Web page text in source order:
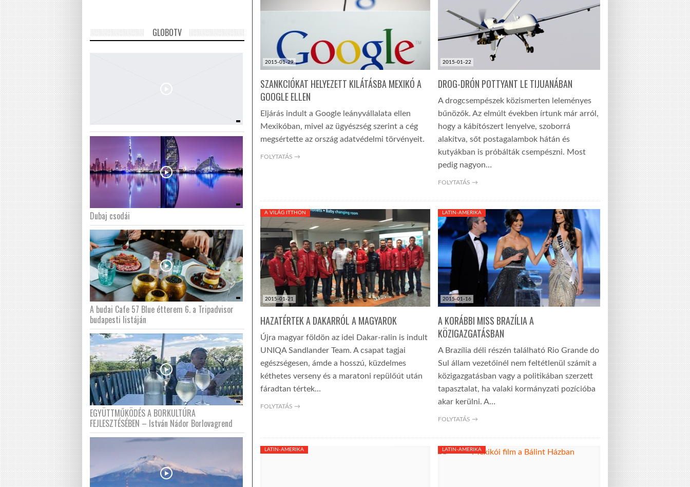
2015-01-29
SZANKCIÓKAT HELYEZETT KILÁTÁSBA MEXIKÓ A
GOOGLE ELLEN
Eljárás indult a Google leányvállalata ellen
Mexikóban, mivel az ügyészség szerint a cég
megsértette az ország adatvédelmi törvényeit.
FOLYTATÁS →
2015-01-22
DROG-DRÓN POTTYANT LE TIJUANÁBAN
A drogcsempészek közismerten leleményes
bűnözők. Az elmúlt években írtunk már arról,
hogy a kábítószert lenyelve, szoborrá
alakítva, sőt postagalambok hátán és
kutyákban is próbálták csempészni. Most
pedig nagyon…
FOLYTATÁS →
2015-01-21
A VILÁG ITTHON
HAZATÉRTEK A DAKARRÓL A MAGYAROK
Újra magyar földön az idei Dakar-ralin is indult
UNIQA Sandlander Team. A csapat tagjai
egészségesen, ámde a hosszú, küzdelmes
kéthetes verseny és a maratoni repülőút után
fáradtan tértek…
FOLYTATÁS →
2015-01-16
LATIN-AMERIKA
A KORÁBBI MISS BRAZÍLIA A
KÖZIGAZGATÁSBAN
A Brazília déli részén található Rio Grande do
Sul állam vezetőinél nem feltétlenül számít a
közigazgatásban vagy a politikában szerzett
tapasztalat, ha valaki kormányzati pozícióba
akar kerülni. A…
FOLYTATÁS →
LATIN-AMERIKA LATIN-AMERIKA
GLOBOTV
Dubaj csodái
A budai Cafe 57 Blue étterem 6. a Tripadvisor
budapesti listáján
EGYÜTTMŰKÖDÉS A BORKULTÚRA
FEJLESZTÉSÉBEN – István Nádor Borlovagrend